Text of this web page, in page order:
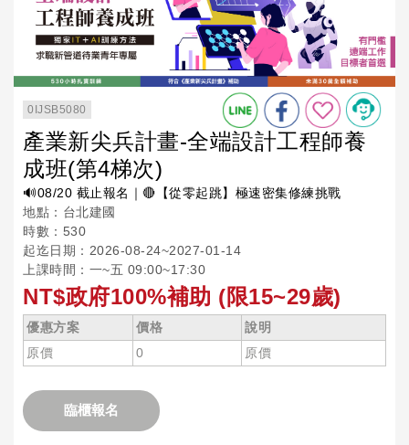
0IJSB5080
產業新尖兵計畫-全端設計工程師養
成班(第4梯次)
🔊08/20 截止報名｜🔴【從零起跳】極速密集修練挑戰
地點：台北建國
時數：530
起迄日期：2026-08-24~2027-01-14
上課時間：一~五 09:00~17:30
NT$政府100%補助 (限15~29歲)
優惠方案 價格
說明
原價
0 原價
臨櫃報名